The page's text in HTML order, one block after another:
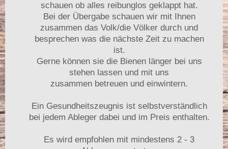
schauen ob alles reibunglos geklappt hat.
Bei der Übergabe schauen wir mit Ihnen
zusammen das Volk/die Völker durch und
besprechen was die nächste Zeit zu machen
ist.
Gerne können sie die Bienen länger bei uns
stehen lassen und mit uns
zusammen betreuen und einwintern.
Ein Gesundheitszeugnis ist selbstverständlich
bei jedem Ableger dabei und im Preis enthalten.
Es wird empfohlen mit mindestens 2 - 3